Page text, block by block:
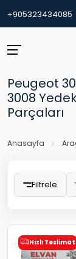
+905323434085
Peugeot
3008
Parçaları
Anasayfa
Filtrele
Hızlı Teslimat